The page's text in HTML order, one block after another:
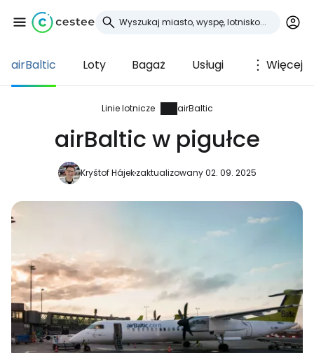
airBaltic Loty Bagaż Usługi Więcej
Linie lotnicze airBaltic
airBaltic w pigułce
Kryštof Hájekzaktualizowany 02. 09. 2025
Zaloguj się do
Cestee
... światowej społeczności podróżniczej
Kontynuuj z e-mailem